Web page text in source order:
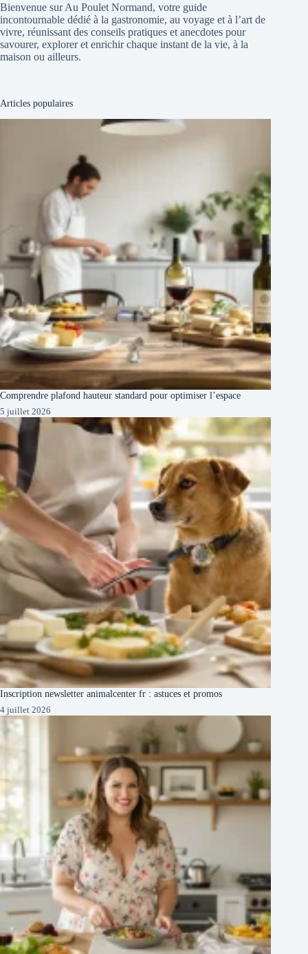
Bienvenue sur Au Poulet Normand, votre guide
incontournable dédié à la gastronomie, au voyage et à l’art de
vivre, réunissant des conseils pratiques et anecdotes pour
savourer, explorer et enrichir chaque instant de la vie, à la
maison ou ailleurs.
Articles populaires
Comprendre plafond hauteur standard pour optimiser l’espace
5 juillet 2026
Inscription newsletter animalcenter fr : astuces et promos
4 juillet 2026